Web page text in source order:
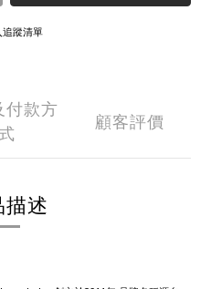
追蹤清單
付款方
顧客評價
述